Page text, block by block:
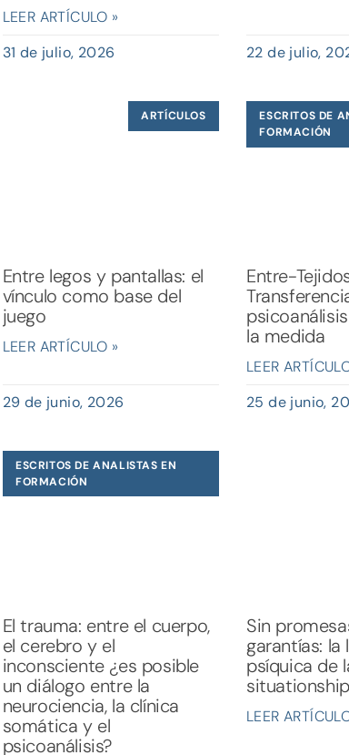
LEER ARTÍCULO »
31 de julio, 2026
22 de julio,
ARTÍCULOS
Entre legos y pantallas: el
vínculo como base del
juego
LEER ARTÍCULO »
29 de junio, 2026
ESCRITOS DE
FORMACIÓN
Entre-
la medida
LEER
25 de junio,
ESCRITOS DE ANALISTAS EN
FORMACIÓN
El trauma: entre el cuerpo,
el cerebro y el
inconsciente ¿es posible
un diálogo entre la
neurociencia, la clínica
somática y el
psicoanálisis?
Sin
garantías: la
psíquica de
LEER